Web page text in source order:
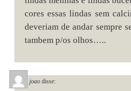
cores essas lindas sem
deveriam de andar sempre
tambem p/os olhos…..
joao disse: